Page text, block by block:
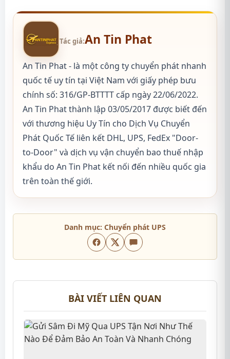
Tác giả:An Tin Phat
An Tin Phat - là một công ty chuyển phát nhanh
quốc tế uy tín tại Việt Nam với giấy phép bưu
chính số: 316/GP-BTTTT cấp ngày 22/06/2022.
An Tin Phat thành lập 03/05/2017 được biết đến
với thương hiệu Uy Tín cho Dịch Vụ Chuyển
Phát Quốc Tế liên kết DHL, UPS, FedEx "Door-
to-Door" và dịch vụ vận chuyển bao thuế nhập
khẩu do An Tin Phat kết nối đến nhiều quốc gia
trên toàn thế giới.
Danh mục: Chuyển phát UPS
BÀI VIẾT LIÊN QUAN